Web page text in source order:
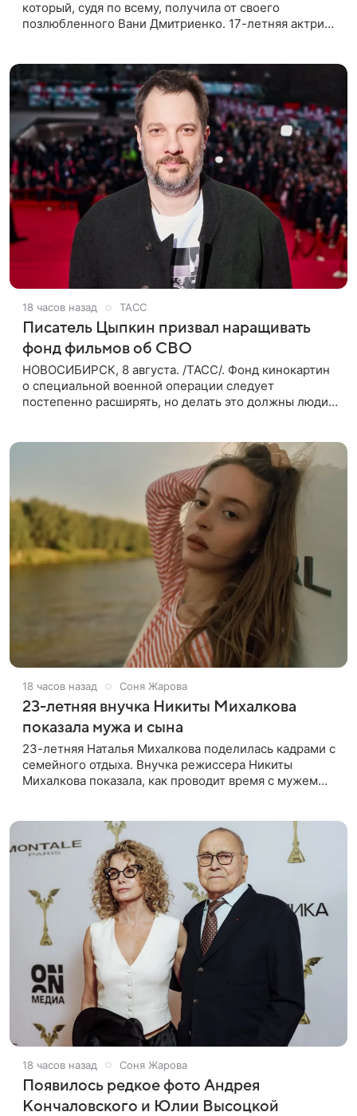
который, судя по всему, получилa от своего
позлюбленного Вани Дмитриенко. 17-летняя актриса
18 часов назад ТАСС
Писатель Цыпкин призвал наращивать
фонд фильмов об СВО
НОВОСИБИРСК, 8 августа. /ТАСС/. Фонд кинокартин
о специальной военной операции следует
постепенно расширять, но делать это должны люди,
18 часов назад Соня Жарова
23-летняя внучка Никиты Михалкова
показала мужа и сына
23-летняя Наталья Михалкова поделилась кадрами с
семейного отдыха. Внучка режиссера Никиты
Михалкова показала, как проводит время с мужем
18 часов назад Соня Жарова
Появилось редкое фото Андрея
Кончаловского и Юлии Высоцкой